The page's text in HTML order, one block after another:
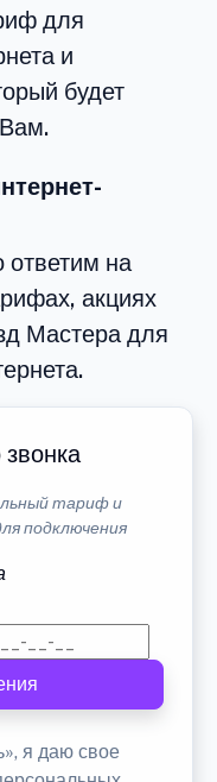
для
и
будет
ответим на
акциях
Мастера для
звонка
тариф и
подключения
я даю свое